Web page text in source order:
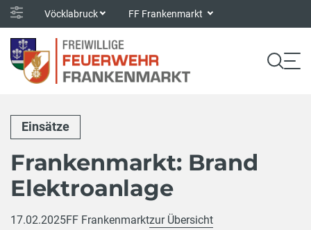
Vöcklabruck FF Frankenmarkt
Einsätze
Frankenmarkt: Brand
Elektroanlage
17.02.2025FF Frankenmarktzur Übersicht